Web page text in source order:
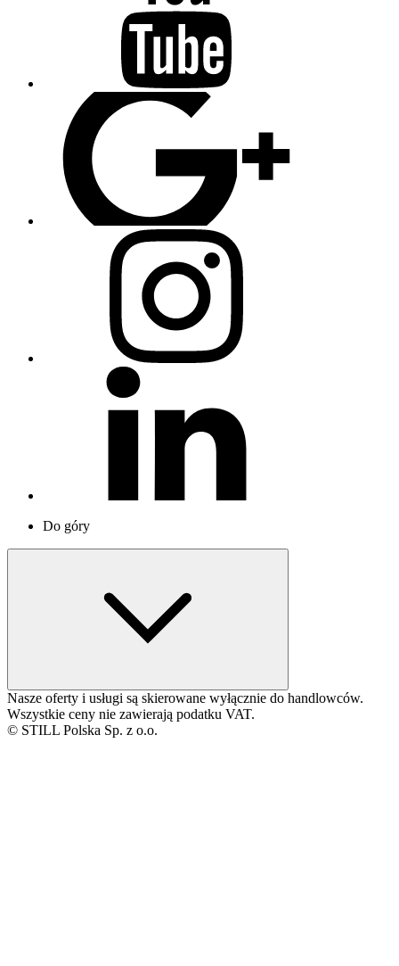
Do góry
Nasze oferty i usługi są skierowane wyłącznie do handlowców.
Wszystkie ceny nie zawierają podatku VAT.
© STILL Polska Sp. z o.o.